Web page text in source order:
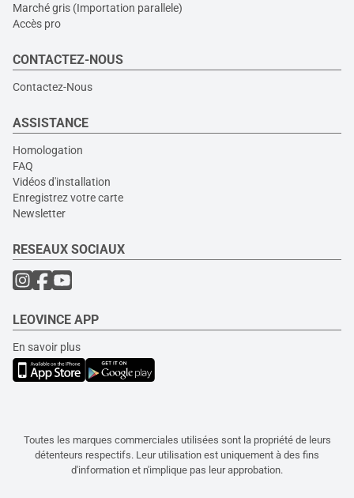
Marché gris (Importation parallele)
Accès pro
CONTACTEZ-NOUS
Contactez-Nous
ASSISTANCE
Homologation
FAQ
Vidéos d'installation
Enregistrez votre carte
Newsletter
RESEAUX SOCIAUX
LEOVINCE APP
En savoir plus
Toutes les marques commerciales utilisées sont la propriété de leurs
détenteurs respectifs. Leur utilisation est uniquement à des fins
d'information et n'implique pas leur approbation.